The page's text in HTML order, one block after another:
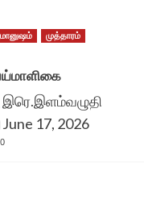
முத்தாரம்
இரெ.இளம்வழுதி
June 17, 2026
0